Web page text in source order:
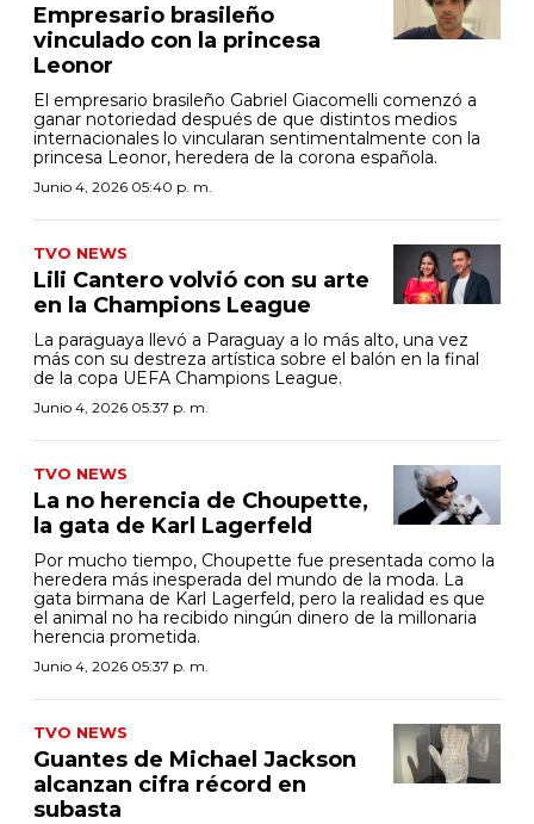
Empresario brasileño
vinculado con la princesa
Leonor
El empresario brasileño Gabriel Giacomelli comenzó a
ganar notoriedad después de que distintos medios
internacionales lo vincularan sentimentalmente con la
princesa Leonor, heredera de la corona española.
Junio 4, 2026 05:40 p. m.
TVO NEWS
Lili Cantero volvió con su arte
en la Champions League
La paraguaya llevó a Paraguay a lo más alto, una vez
más con su destreza artística sobre el balón en la final
de la copa UEFA Champions League.
Junio 4, 2026 05:37 p. m.
TVO NEWS
La no herencia de Choupette,
la gata de Karl Lagerfeld
Por mucho tiempo, Choupette fue presentada como la
heredera más inesperada del mundo de la moda. La
gata birmana de Karl Lagerfeld, pero la realidad es que
el animal no ha recibido ningún dinero de la millonaria
herencia prometida.
Junio 4, 2026 05:37 p. m.
TVO NEWS
Guantes de Michael Jackson
alcanzan cifra récord en
subasta